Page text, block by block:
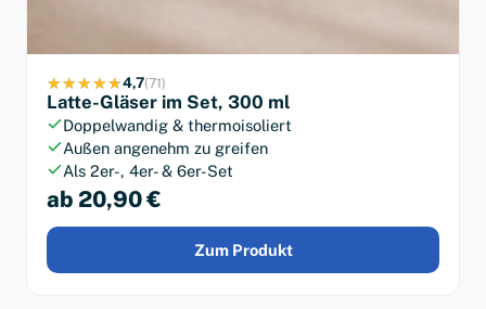
4,7(71)
Latte-Gläser im Set, 300 ml
Doppelwandig & thermoisoliert
Außen angenehm zu greifen
Als 2er-, 4er- & 6er-Set
ab 20,90 €
Zum Produkt